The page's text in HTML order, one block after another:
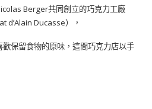
Berger共同創立的巧克力工廠
d’Alain Ducasse），
保留食物的原味，這間巧克力店以手